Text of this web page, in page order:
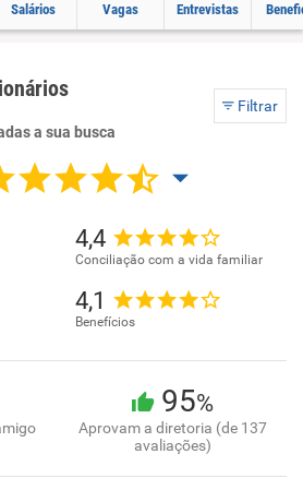
Salários Vagas Entrevistas
Filtrar
a sua busca
4,4
Conciliação com a vida familiar
4,1
Benefícios
95%
Aprovam a diretoria (de 137
avaliações)